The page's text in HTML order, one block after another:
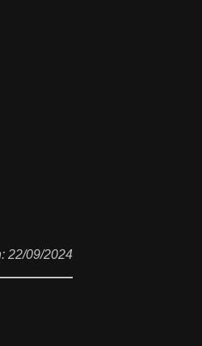
22/09/2024